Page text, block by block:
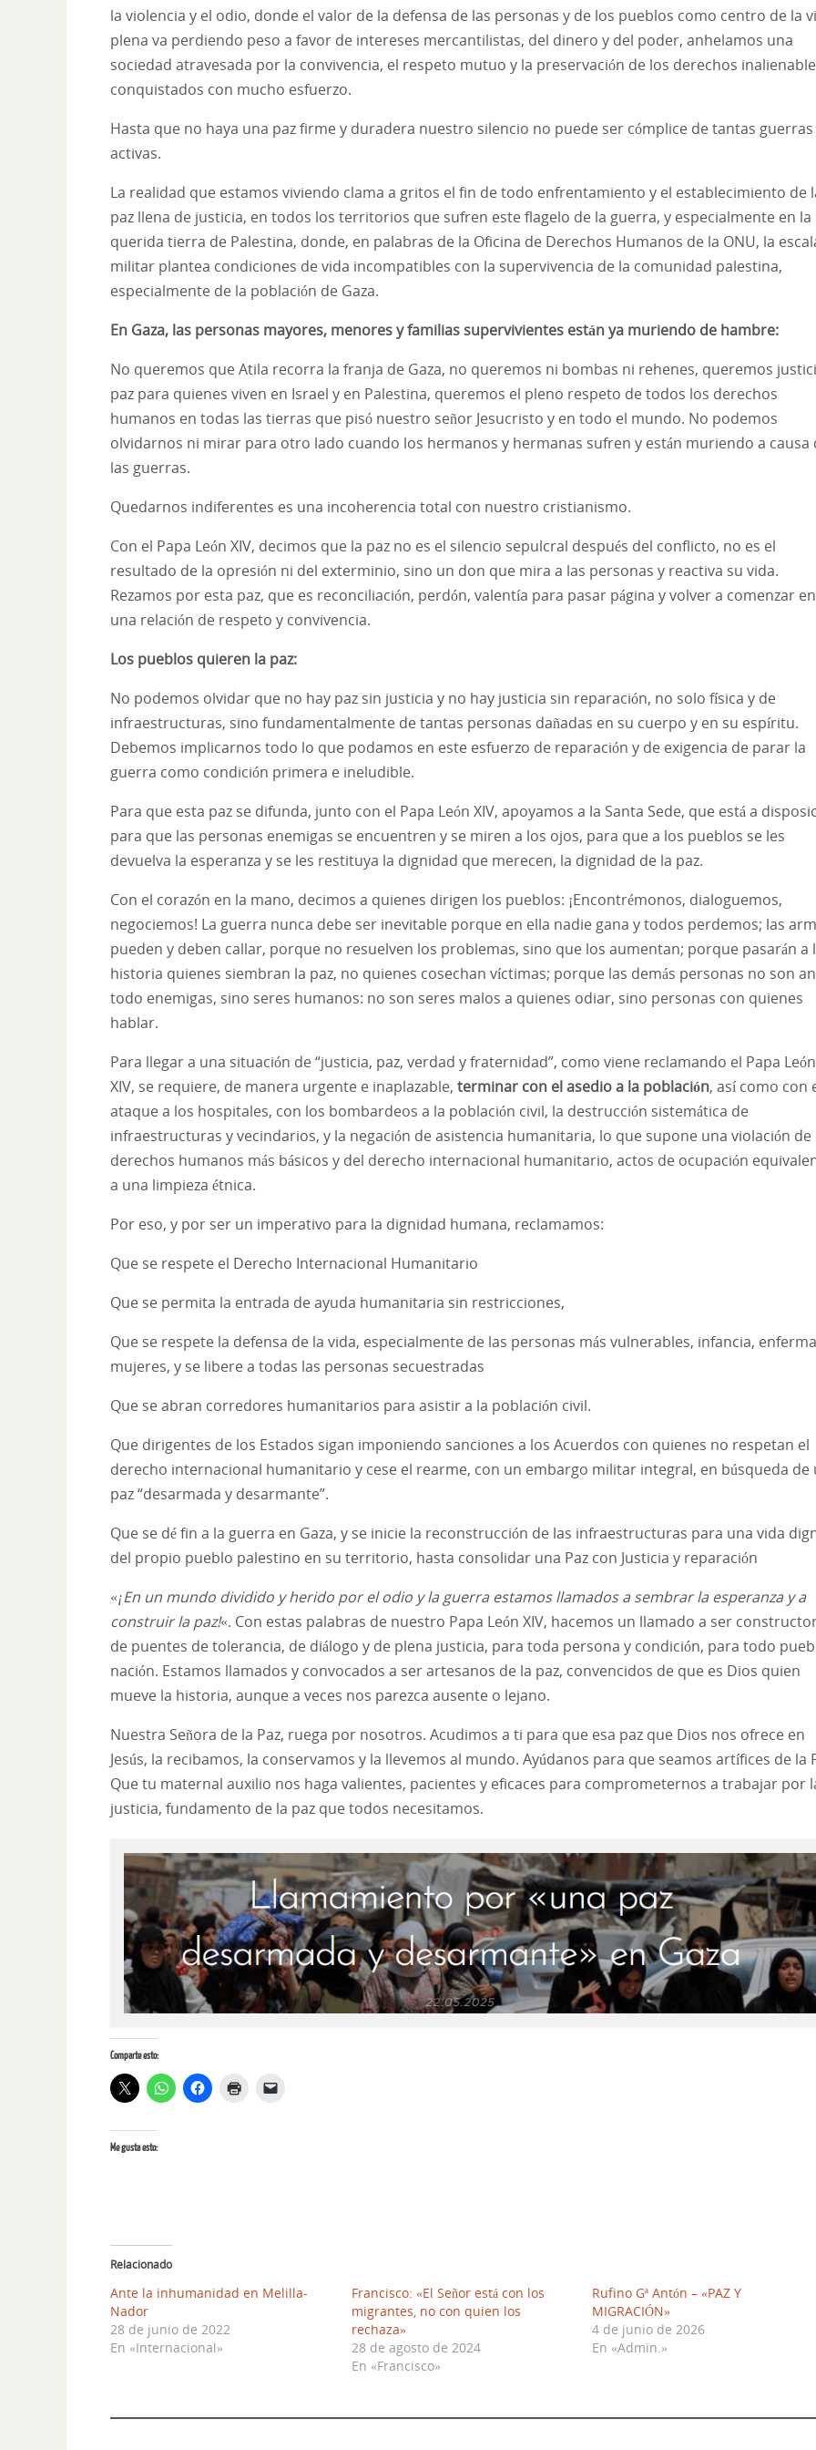
la violencia y el odio, donde el valor de la defensa de las personas y de los pueblos como centro de la
plena va perdiendo peso a favor de intereses mercantilistas, del dinero y del poder, anhelamos una
sociedad atravesada por la convivencia, el respeto mutuo y la preservación de los derechos
conquistados con mucho esfuerzo.
Hasta que no haya una paz firme y duradera nuestro silencio no puede ser cómplice de tantas guerras
activas.
La realidad que estamos viviendo clama a gritos el fin de todo enfrentamiento y el establecimiento de
paz llena de justicia, en todos los territorios que sufren este flagelo de la guerra, y especialmente en la
querida tierra de Palestina, donde, en palabras de la Oficina de Derechos Humanos de la ONU, la
militar plantea condiciones de vida incompatibles con la supervivencia de la comunidad palestina,
especialmente de la población de Gaza.
En Gaza, las personas mayores, menores y familias supervivientes están ya muriendo de hambre:
No queremos que Atila recorra la franja de Gaza, no queremos ni bombas ni rehenes, queremos
paz para quienes viven en Israel y en Palestina, queremos el pleno respeto de todos los derechos
humanos en todas las tierras que pisó nuestro señor Jesucristo y en todo el mundo. No podemos
olvidarnos ni mirar para otro lado cuando los hermanos y hermanas sufren y están muriendo a causa
las guerras.
Quedarnos indiferentes es una incoherencia total con nuestro cristianismo.
Con el Papa León XIV, decimos que la paz no es el silencio sepulcral después del conflicto, no es el
resultado de la opresión ni del exterminio, sino un don que mira a las personas y reactiva su vida.
Rezamos por esta paz, que es reconciliación, perdón, valentía para pasar página y volver a comenzar en
una relación de respeto y convivencia.
Los pueblos quieren la paz:
No podemos olvidar que no hay paz sin justicia y no hay justicia sin reparación, no solo física y de
infraestructuras, sino fundamentalmente de tantas personas dañadas en su cuerpo y en su espíritu.
Debemos implicarnos todo lo que podamos en este esfuerzo de reparación y de exigencia de parar la
guerra como condición primera e ineludible.
Para que esta paz se difunda, junto con el Papa León XIV, apoyamos a la Santa Sede, que está a
para que las personas enemigas se encuentren y se miren a los ojos, para que a los pueblos se les
devuelva la esperanza y se les restituya la dignidad que merecen, la dignidad de la paz.
Con el corazón en la mano, decimos a quienes dirigen los pueblos: ¡Encontrémonos, dialoguemos,
negociemos! La guerra nunca debe ser inevitable porque en ella nadie gana y todos perdemos; las
pueden y deben callar, porque no resuelven los problemas, sino que los aumentan; porque pasarán a
historia quienes siembran la paz, no quienes cosechan víctimas; porque las demás personas no son
todo enemigas, sino seres humanos: no son seres malos a quienes odiar, sino personas con quienes
hablar.
Para llegar a una situación de “justicia, paz, verdad y fraternidad”, como viene reclamando el Papa León
XIV, se requiere, de manera urgente e inaplazable, terminar con el asedio a la población, así como con
ataque a los hospitales, con los bombardeos a la población civil, la destrucción sistemática de
infraestructuras y vecindarios, y la negación de asistencia humanitaria, lo que supone una violación de
derechos humanos más básicos y del derecho internacional humanitario, actos de ocupación
a una limpieza étnica.
Por eso, y por ser un imperativo para la dignidad humana, reclamamos:
Que se respete el Derecho Internacional Humanitario
Que se permita la entrada de ayuda humanitaria sin restricciones,
Que se respete la defensa de la vida, especialmente de las personas más vulnerables, infancia,
mujeres, y se libere a todas las personas secuestradas
Que se abran corredores humanitarios para asistir a la población civil.
Que dirigentes de los Estados sigan imponiendo sanciones a los Acuerdos con quienes no respetan el
derecho internacional humanitario y cese el rearme, con un embargo militar integral, en búsqueda de
paz “desarmada y desarmante”.
Que se dé fin a la guerra en Gaza, y se inicie la reconstrucción de las infraestructuras para una vida
del propio pueblo palestino en su territorio, hasta consolidar una Paz con Justicia y reparación
«¡En un mundo dividido y herido por el odio y la guerra estamos llamados a sembrar la esperanza y a
construir la paz!«. Con estas palabras de nuestro Papa León XIV, hacemos un llamado a ser
de puentes de tolerancia, de diálogo y de plena justicia, para toda persona y condición, para todo
nación. Estamos llamados y convocados a ser artesanos de la paz, convencidos de que es Dios quien
mueve la historia, aunque a veces nos parezca ausente o lejano.
Nuestra Señora de la Paz, ruega por nosotros. Acudimos a ti para que esa paz que Dios nos ofrece en
Jesús, la recibamos, la conservamos y la llevemos al mundo. Ayúdanos para que seamos artífices de la
Que tu maternal auxilio nos haga valientes, pacientes y eficaces para comprometernos a trabajar por
justicia, fundamento de la paz que todos necesitamos.
Comparte esto:
Me gusta esto:
Relacionado
Ante la inhumanidad en Melilla-
Nador
28 de junio de 2022
En «Internacional»
Francisco: «El Señor está con los
migrantes, no con quien los
rechaza»
28 de agosto de 2024
En «Francisco»
Rufino Gª Antón – «PAZ Y
MIGRACIÓN»
4 de junio de 2026
En «Admin.»